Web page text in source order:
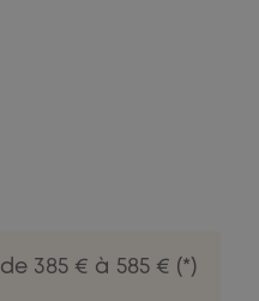
de 385 € à 585 € (*)